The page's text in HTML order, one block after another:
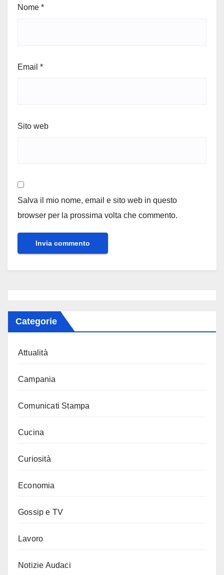
Nome *
Email *
Sito web
Salva il mio nome, email e sito web in questo
browser per la prossima volta che commento.
Categorie
Attualità
Campania
Comunicati Stampa
Cucina
Curiosità
Economia
Gossip e TV
Lavoro
Notizie Audaci